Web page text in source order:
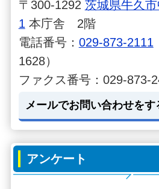
〒300-1292 茨城県牛久
1 本庁舎 2階
電話番号： 029-873-2111
1628）
ファクス番号：029-873-
メールでお問い合わせをす
アンケート